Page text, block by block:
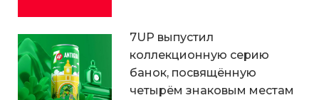
7UP выпустил
коллекционную серию
банок, посвящённую
четырём знаковым местам